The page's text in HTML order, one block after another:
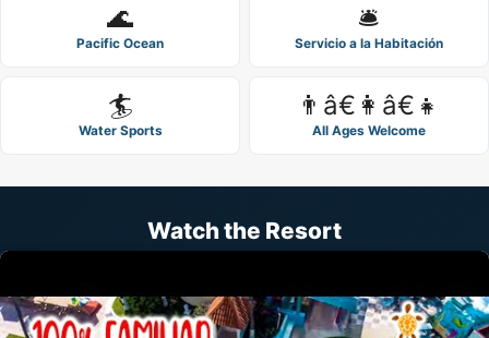
🌊
Pacific Ocean
🛎️
Servicio a la Habitación
🏄
Water Sports
👨â€👩â€👧
All Ages Welcome
Watch the Resort